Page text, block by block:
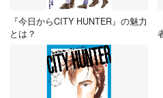
『今日からCITY HUNTER』の魅力
とは？